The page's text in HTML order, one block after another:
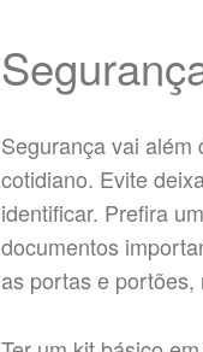
Segurança vai além
cotidiano. Evite
identificar. Prefira
documentos
as portas e